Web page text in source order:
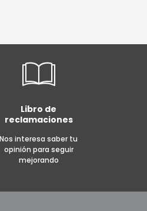
Libro de
reclamaciones
Nos interesa saber tu
opinión para seguir
mejorando